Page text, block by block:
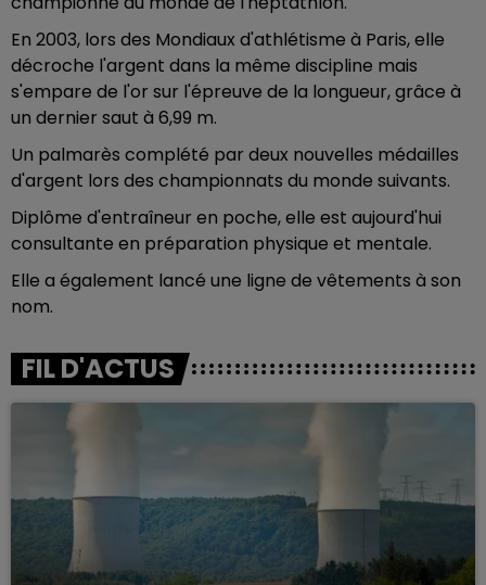
En 2003, lors des Mondiaux d'athlétisme à Paris, elle
décroche l'argent dans la même discipline mais
s'empare de l'or sur l'épreuve de la longueur, grâce à
un dernier saut à 6,99 m.
Un palmarès complété par deux nouvelles médailles
d'argent lors des championnats du monde suivants.
Diplôme d'entraîneur en poche, elle est aujourd'hui
consultante en préparation physique et mentale.
Elle a également lancé une ligne de vêtements à son
nom.
FIL D'ACTUS